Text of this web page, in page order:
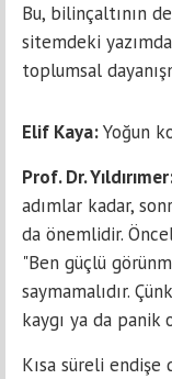
Bu, bilinçaltının
sitemdeki
toplumsal
Elif Kaya:Yoğun
Prof. Dr.
adımlar kadar,
da önemlidir.
"Ben güçlü
saymamalıdır.
kaygı ya da panik
Kısa süreli endişe